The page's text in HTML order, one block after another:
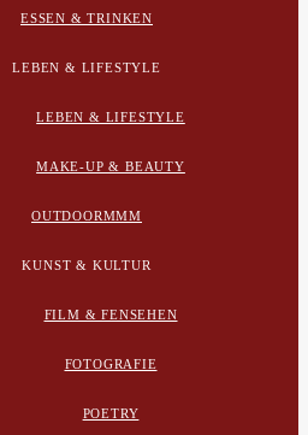
ESSEN & TRINKEN
LEBEN & LIFESTYLE
LEBEN & LIFESTYLE
MAKE-UP & BEAUTY
OUTDOORMMM
KUNST & KULTUR
FILM & FENSEHEN
FOTOGRAFIE
POETRY